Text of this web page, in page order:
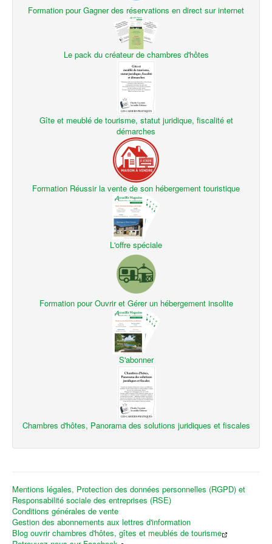
Formation pour Gagner des réservations en direct sur internet
Le pack du créateur de chambres d'hôtes
Gîte et meublé de tourisme, statut juridique, fiscalité et
démarches
Formation Réussir la vente de son hébergement touristique
L'offre spéciale
Formation pour Ouvrir et Gérer un hébergement insolite
S'abonner
Chambres d'hôtes, Panorama des solutions juridiques et fiscales
Mentions légales, Protection des données personnelles (RGPD) et
Responsabilité sociale des entreprises (RSE)
Conditions générales de vente
Gestion des abonnements aux lettres d'information
Blog ouvrir chambres d'hôtes, gîtes et meublés de tourisme